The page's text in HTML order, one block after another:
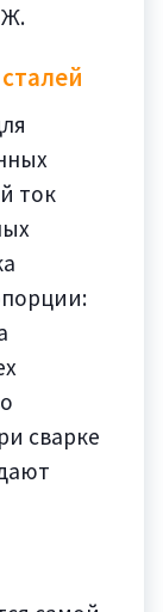
ток
сварке